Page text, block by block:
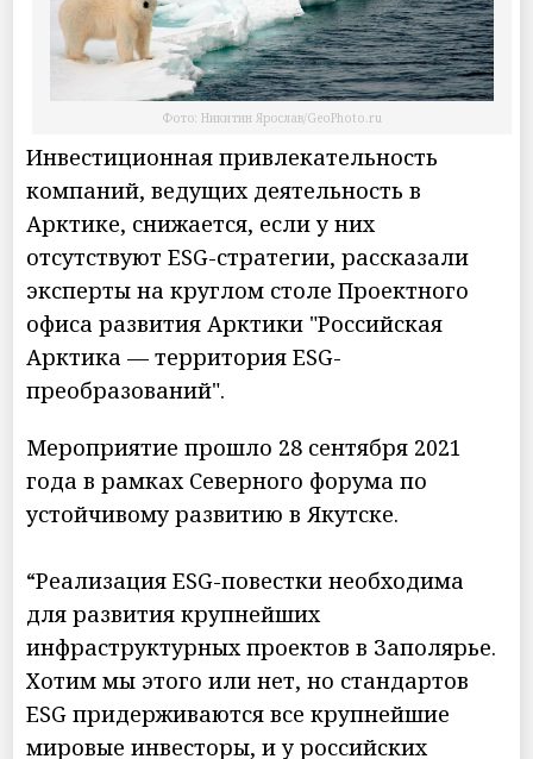
Фото: Никитин Ярослав/GeoPhoto.ru
Инвестиционная привлекательность
компаний, ведущих деятельность в
Арктике, снижается, если у них
отсутствуют ESG-стратегии, рассказали
эксперты на круглом столе Проектного
офиса развития Арктики "Российская
Арктика — территория ESG-
преобразований".
Мероприятие прошло 28 сентября 2021
года в рамках Северного форума по
устойчивому развитию в Якутске.
“Реализация ESG-повестки необходима
для развития крупнейших
инфраструктурных проектов в Заполярье.
Хотим мы этого или нет, но стандартов
ESG придерживаются все крупнейшие
мировые инвесторы, и у российских